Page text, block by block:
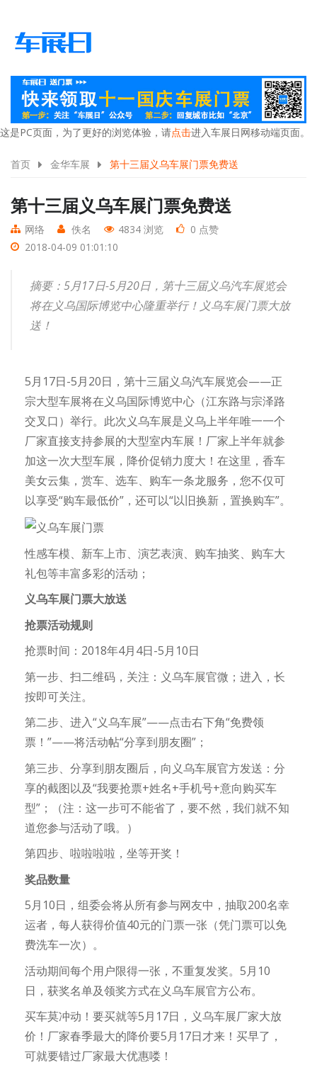
这是PC页面，为了更好的浏览体验，请点击进入车展日网移动端页面。
首页 金华车展 第十三届义乌车展门票免费送
第十三届义乌车展门票免费送
网络 佚名 4834 浏览
0 点赞
2018-04-09 01:01:10
摘要：5月17日-5月20日，第十三届义乌汽车展览会
将在义乌国际博览中心隆重举行！义乌车展门票大放
送！
5月17日-5月20日，第十三届义乌汽车展览会——正
宗大型车展将在义乌国际博览中心（江东路与宗泽路
交叉口）举行。此次义乌车展是义乌上半年唯一一个
厂家直接支持参展的大型室内车展！厂家上半年就参
加这一次大型车展，降价促销力度大！在这里，香车
美女云集，赏车、选车、购车一条龙服务，您不仅可
以享受“购车最低价”，还可以“以旧换新，置换购车”。
性感车模、新车上市、演艺表演、购车抽奖、购车大
礼包等丰富多彩的活动；
义乌车展门票大放送
抢票活动规则
抢票时间：2018年4月4日-5月10日
第一步、扫二维码，关注：义乌车展官微；进入，长
按即可关注。
第二步、进入“义乌车展”——点击右下角“免费领
票！”——将活动帖“分享到朋友圈”；
第三步、分享到朋友圈后，向义乌车展官方发送：分
享的截图以及“我要抢票+姓名+手机号+意向购买车
型”；（注：这一步可不能省了，要不然，我们就不知
道您参与活动了哦。）
第四步、啦啦啦啦，坐等开奖！
奖品数量
5月10日，组委会将从所有参与网友中，抽取200名幸
运者，每人获得价值40元的门票一张（凭门票可以免
费洗车一次）。
活动期间每个用户限得一张，不重复发奖。5月10
日，获奖名单及领奖方式在义乌车展官方公布。
买车莫冲动！要买就等5月17日，义乌车展厂家大放
价！厂家春季最大的降价要5月17日才来！买早了，
可就要错过厂家最大优惠喽！